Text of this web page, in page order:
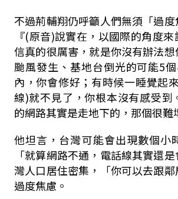
不過荊輔翔仍呼籲人們無須「過度
『(原音)說實在，以國際的角度
信真的很厲害，就是你沒有辦法
颱風發生、基地台倒光的可能5
內，你會修好；有時候一睡覺起
線)就不見了，你根本沒有感受到
的網路其實是走地下的，那個很難
他坦言，台灣可能會出現數個小
「就算網路不通，電話線其實還
灣人口居住密集，「你可以去跟
過度焦慮。